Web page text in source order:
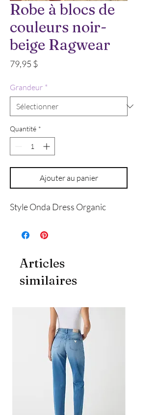
Robe à blocs de
couleurs noir-
beige Ragwear
79,95 $Prix
Grandeur *
Quantité *
Ajouter au panier
Style Onda Dress Organic
Articles
similaires